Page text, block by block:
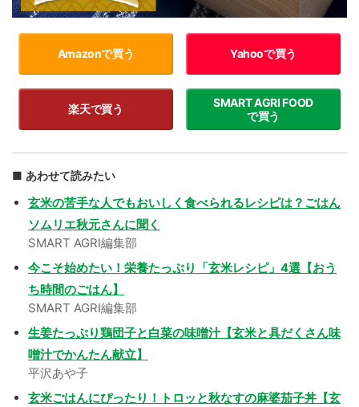
Amazonで買う Yahooで買う
楽天で買う
SMART AGRI FOOD
で買う
あわせて読みたい
玄米の苦手な人でもおいしく食べられるレシピは？ごはん
ソムリエ秋元さんに聞く
SMART AGRI編集部
今こそ始めたい！栄養たっぷり「玄米レシピ」4選【おう
ち時間のごはん】
SMART AGRI編集部
生姜たっぷり鶏団子と白菜の味噌汁【玄米と具だくさん味
噌汁でかんたん献立】
平沢あや子
玄米ごはんにぴったり！トロッと秋なすの麻婆茄子丼【玄